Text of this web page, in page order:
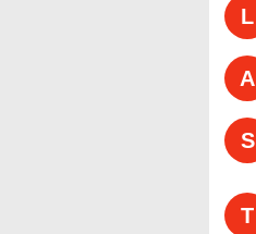
L
A
S
T